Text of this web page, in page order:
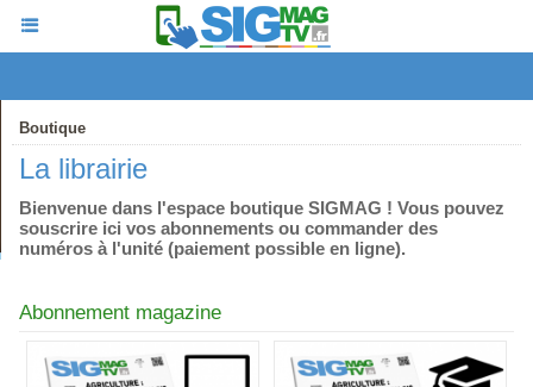
Boutique
La librairie
Bienvenue dans l'espace boutique SIGMAG ! Vous pouvez
souscrire ici vos abonnements ou commander des
numéros à l'unité (paiement possible en ligne).
Abonnement magazine